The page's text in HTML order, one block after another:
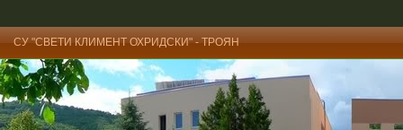
СУ "СВЕТИ КЛИМЕНТ ОХРИДСКИ" - ТРОЯН